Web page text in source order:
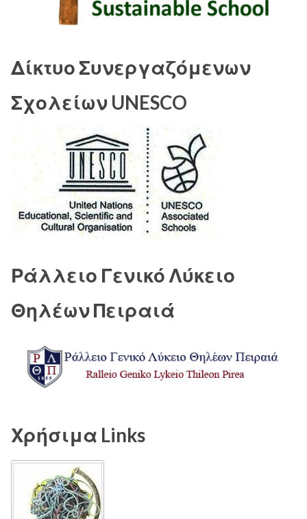
Δίκτυο Συνεργαζόμενων
Σχολείων UNESCO
Ράλλειο Γενικό Λύκειο
Θηλέων Πειραιά
Χρήσιμα Links